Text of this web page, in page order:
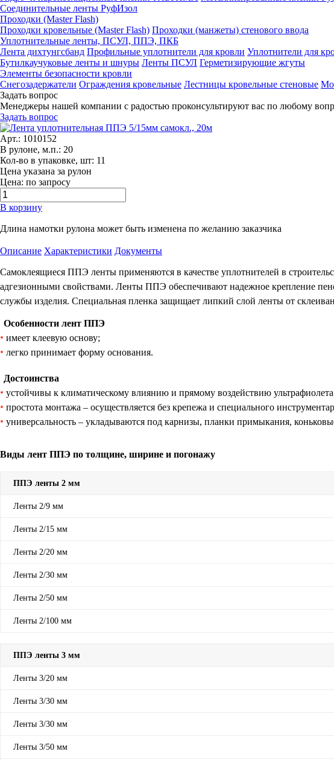
Соединительные ленты РуфИзол
Проходки (Master Flash)
Проходки кровельные (Master Flash) Проходки (манжеты) стенового ввода
Уплотнительные ленты, ПСУЛ, ППЭ, ПКБ
Лента дихтунгсбанд Профильные уплотнители для кровли Уплотнители для
Бутилкаучуковые ленты и шнуры Ленты ПСУЛ Герметизирующие жгуты
Элементы безопасности кровли
Снегозадержатели Ограждения кровельные Лестницы кровельные стеновые
Задать вопрос
Менеджеры нашей компании с радостью проконсультируют вас по любому
Задать вопрос
Арт.: 1010152
В рулоне, м.п.: 20
Кол-во в упаковке, шт: 11
Цена указана за рулон
Цена: по запросу
В корзину
Длина намотки рулона может быть изменена по желанию заказчика
Описание Характеристики Документы
Самоклеящиеся ППЭ ленты применяются в качестве уплотнителей в
адгезионными свойствами. Ленты ППЭ обеспечивают надежное крепление
службы изделия. Специальная пленка защищает липкий слой ленты от
Особенности лент ППЭ
имеет клеевую основу;
легко принимает форму основания.
Достоинства
устойчивы к климатическому влиянию и прямому воздействию
простота монтажа – осуществляется без крепежа и специального
универсальность – укладываются под карнизы, планки примыкания,
Виды лент ППЭ по толщине, ширине и погонажу
ППЭ ленты 2 мм
Ленты 2/9 мм
Ленты 2/15 мм
Ленты 2/20 мм
Ленты 2/30 мм
Ленты 2/50 мм
Ленты 2/100 мм
ППЭ ленты 3 мм
Ленты 3/20 мм
Ленты 3/30 мм
Ленты 3/30 мм
Ленты 3/50 мм